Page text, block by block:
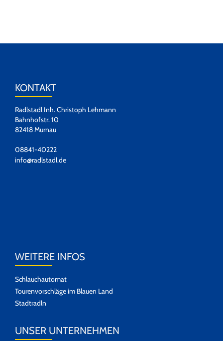
KONTAKT
Radlstadl Inh. Christoph Lehmann
Bahnhofstr. 10
82418 Murnau
08841-40222
info@radlstadl.de
WEITERE INFOS
Schlauchautomat
Tourenvorschläge im Blauen Land
Stadtradln
UNSER UNTERNEHMEN